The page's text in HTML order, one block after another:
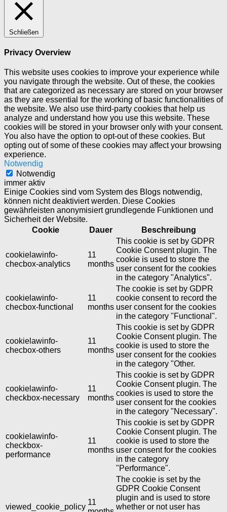
Schließen
Privacy Overview
This website uses cookies to improve your experience while
you navigate through the website. Out of these, the cookies
that are categorized as necessary are stored on your browser
as they are essential for the working of basic functionalities of
the website. We also use third-party cookies that help us
analyze and understand how you use this website. These
cookies will be stored in your browser only with your consent.
You also have the option to opt-out of these cookies. But
opting out of some of these cookies may affect your browsing
experience.
Notwendig
Notwendig
immer aktiv
Einige Cookies sind vom System des Blogs notwendig,
können nicht deaktiviert werden. Diese Cookies
gewährleisten anonymisiert grundlegende Funktionen und
Sicherheit der Website.
Cookie
Dauer Beschreibung
cookielawinfo-
checbox-analytics
11
months
This cookie is set by GDPR
Cookie Consent plugin. The
cookie is used to store the
user consent for the cookies
in the category "Analytics".
cookielawinfo-
checbox-functional
11
months
The cookie is set by GDPR
cookie consent to record the
user consent for the cookies
in the category "Functional".
cookielawinfo-
checbox-others
11
months
This cookie is set by GDPR
Cookie Consent plugin. The
cookie is used to store the
user consent for the cookies
in the category "Other.
cookielawinfo-
checkbox-necessary
11
months
This cookie is set by GDPR
Cookie Consent plugin. The
cookies is used to store the
user consent for the cookies
in the category "Necessary".
cookielawinfo-
checkbox-
performance
11
months
This cookie is set by GDPR
Cookie Consent plugin. The
cookie is used to store the
user consent for the cookies
in the category
"Performance".
viewed_cookie_policy
11
The cookie is set by the
GDPR Cookie Consent
plugin and is used to store
whether or not user has